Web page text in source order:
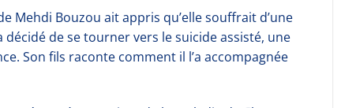
Mehdi Bouzou ait appris qu’elle souffrait d’une
décidé de se tourner vers le suicide assisté, une
Son fils raconte comment il l’a accompagnée